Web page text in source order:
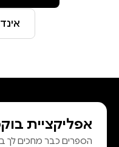
אפליקציית
הספרים כבר מחכים לך